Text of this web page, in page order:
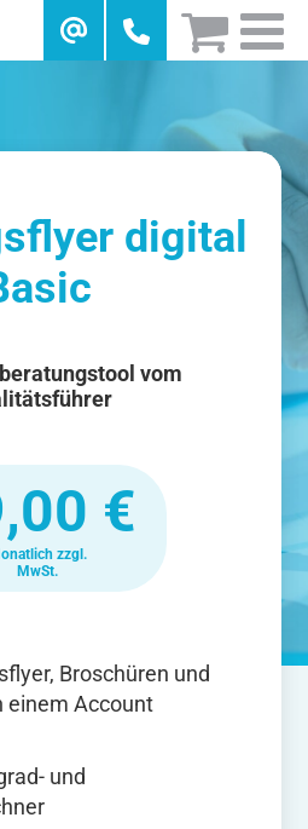
digital
vom
€
zzgl.
MwSt.
Broschüren und
einem Account
und